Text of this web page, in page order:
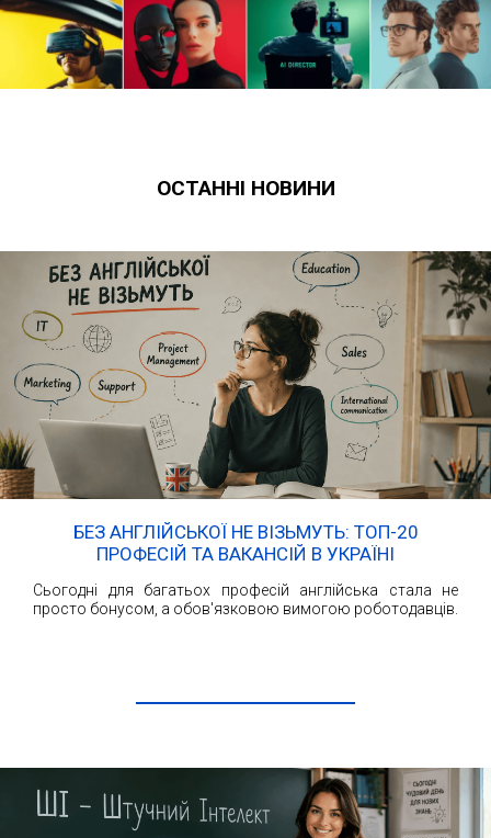
ОСТАННІ НОВИНИ
БЕЗ АНГЛІЙСЬКОЇ НЕ ВІЗЬМУТЬ: ТОП-20
ПРОФЕСІЙ ТА ВАКАНСІЙ В УКРАЇНІ
Сьогодні для багатьох професій англійська стала не
просто бонусом, а обов'язковою вимогою роботодавців.